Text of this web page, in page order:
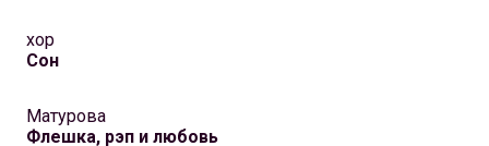
хор
Сон
Матурова
Флешка, рэп и любовь